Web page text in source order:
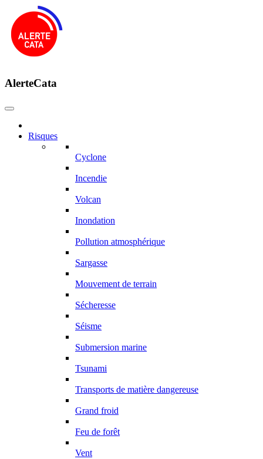
AlerteCata
Risques
Cyclone
Incendie
Volcan
Inondation
Pollution atmosphérique
Sargasse
Mouvement de terrain
Sécheresse
Séisme
Submersion marine
Tsunami
Transports de matière dangereuse
Grand froid
Feu de forêt
Vent